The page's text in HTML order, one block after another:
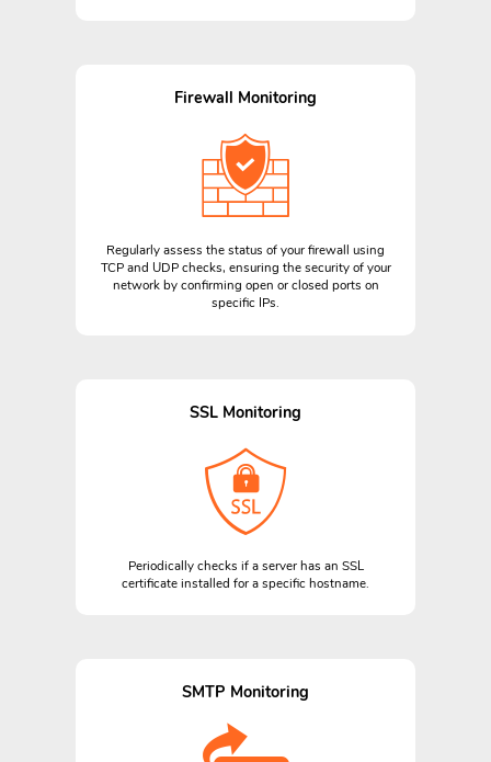
Firewall Monitoring
Regularly assess the status of your firewall using
TCP and UDP checks, ensuring the security of your
network by confirming open or closed ports on
specific IPs.
SSL Monitoring
Periodically checks if a server has an SSL
certificate installed for a specific hostname.
SMTP Monitoring